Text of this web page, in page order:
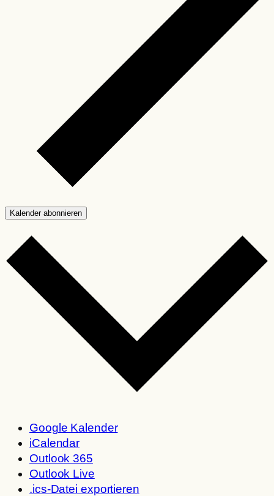
Kalender abonnieren
Google Kalender
iCalendar
Outlook 365
Outlook Live
.ics-Datei exportieren